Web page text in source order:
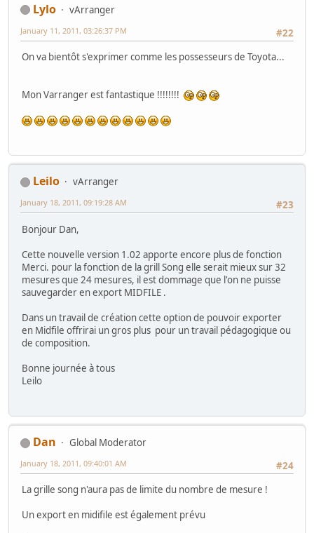
Lylo
vArranger
#22
January 11, 2011, 03:26:37 PM
On va bientôt s'exprimer comme les possesseurs de Toyota...
Mon Varranger est fantastique !!!!!!!!
Leilo
vArranger
#23
January 18, 2011, 09:19:28 AM
Bonjour Dan,
Cette nouvelle version 1.02 apporte encore plus de fonction
Merci. pour la fonction de la grill Song elle serait mieux sur 32
mesures que 24 mesures, il est dommage que l'on ne puisse
sauvegarder en export MIDFILE .
Dans un travail de création cette option de pouvoir exporter
en Midfile offrirai un gros plus pour un travail pédagogique ou
de composition.
Bonne journée à tous
Leilo
Dan
Global Moderator
#24
January 18, 2011, 09:40:01 AM
La grille song n'aura pas de limite du nombre de mesure !
Un export en midifile est également prévu